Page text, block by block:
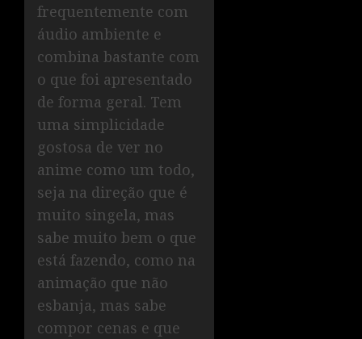
frequentemente com
áudio ambiente e
combina bastante com
o que foi apresentado
de forma geral. Tem
uma simplicidade
gostosa de ver no
anime como um todo,
seja na direção que é
muito singela, mas
sabe muito bem o que
está fazendo, como na
animação que não
esbanja, mas sabe
compor cenas e que